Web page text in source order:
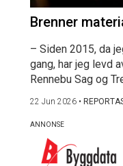
Brenner
– Siden 2015, da
gang, har jeg levd
Rennebu Sag og
22 Jun 2026 •